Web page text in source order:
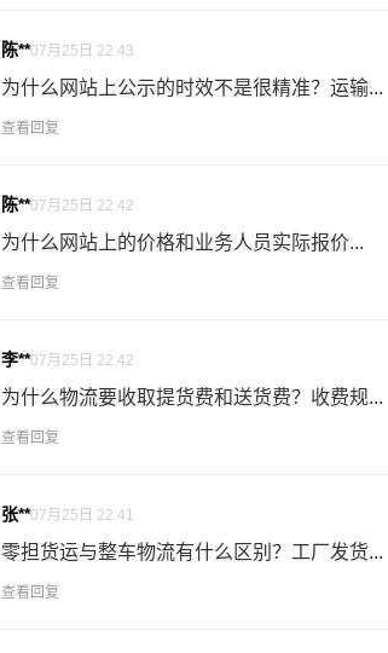
陈**07月25日 22:43
为什么网站上公示的时效不是很精准？运输...
查看回复
陈**07月25日 22:42
为什么网站上的价格和业务人员实际报价...
查看回复
李**07月25日 22:42
为什么物流要收取提货费和送货费？收费规...
查看回复
张**07月25日 22:41
零担货运与整车物流有什么区别？工厂发货...
查看回复